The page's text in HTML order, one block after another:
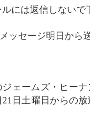
には返信しないで
ッセージ明日から
ェームズ・ヒーナ
日土曜日からの